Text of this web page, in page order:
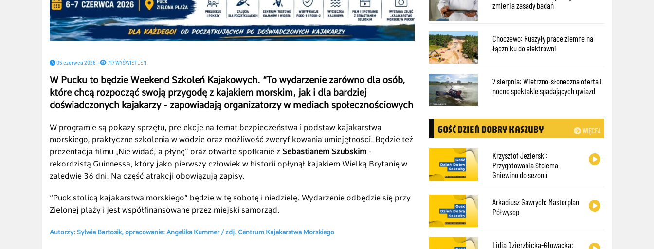
05 czerwca 2026 - 717 WYŚWIETLEŃ
W Pucku to będzie Weekend Szkoleń Kajakowych. “To wydarzenie zarówno dla osób,
które chcą rozpocząć swoją przygodę z kajakiem morskim, jak i dla bardziej
doświadczonych kajakarzy - zapowiadają organizatorzy w mediach społecznościowych
W programie są pokazy sprzętu, prelekcje na temat bezpieczeństwa i podstaw kajakarstwa
morskiego, praktyczne szkolenia w wodzie oraz możliwość zweryfikowania umiejętności. Będzie też
prezentacja filmu „Nie widać, a płynę” oraz otwarte spotkanie z Sebastianem Szubskim -
rekordzistą Guinnessa, który jako pierwszy człowiek w historii opłynął kajakiem Wielką Brytanię w
zaledwie 36 dni. Na część atrakcji obowiązują zapisy.
“Puck stolicą kajakarstwa morskiego” będzie w tę sobotę i niedzielę. Wydarzenie odbędzie się przy
Zielonej plaży i jest współfinansowane przez miejski samorząd.
Autorzy: Sylwia Bartosik, opracowanie: Angelika Kummer / zdj. Centrum Kajakarstwa Morskiego
zmienia zasady badań
Choczewo: Ruszyły prace ziemne na
łączniku do elektrowni
7 sierpnia: Wietrzno-słoneczna oferta i
nocne spektakle spadających gwiazd
WIĘCEJ
GOŚĆ DZIEŃ DOBRY KASZUBY
Krzysztof Jezierski:
Przygotowania Stolema
Gniewino do sezonu
Arkadiusz Gawrych: Masterplan
Półwysep
Lidia Dzierzbicka-Głowacka: